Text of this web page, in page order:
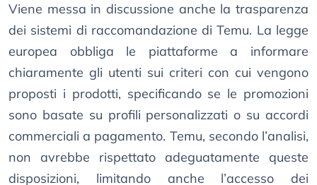
Viene messa in discussione anche la trasparenza
dei sistemi di raccomandazione di Temu. La legge
europea obbliga le piattaforme a informare
chiaramente gli utenti sui criteri con cui vengono
proposti i prodotti, specificando se le promozioni
sono basate su profili personalizzati o su accordi
commerciali a pagamento. Temu, secondo l’analisi,
non avrebbe rispettato adeguatamente queste
disposizioni, limitando anche l’accesso dei